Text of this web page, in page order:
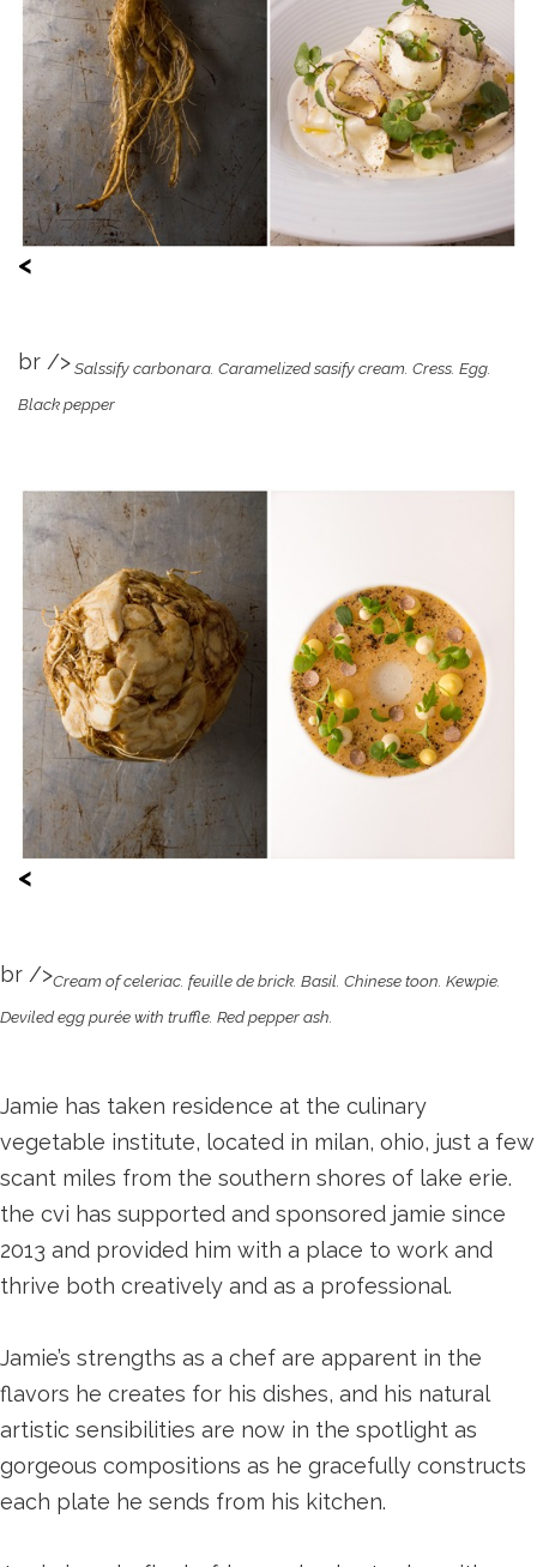
<
br />Salssify carbonara. Caramelized sasify cream. Cress. Egg.
Black pepper
<
br />Cream of celeriac. feuille de brick. Basil. Chinese toon. Kewpie.
Deviled egg purée with truffle. Red pepper ash.
Jamie has taken residence at the culinary
vegetable institute, located in milan, ohio, just a few
scant miles from the southern shores of lake erie.
the cvi has supported and sponsored jamie since
2013 and provided him with a place to work and
thrive both creatively and as a professional.
Jamie’s strengths as a chef are apparent in the
flavors he creates for his dishes, and his natural
artistic sensibilities are now in the spotlight as
gorgeous compositions as he gracefully constructs
each plate he sends from his kitchen.